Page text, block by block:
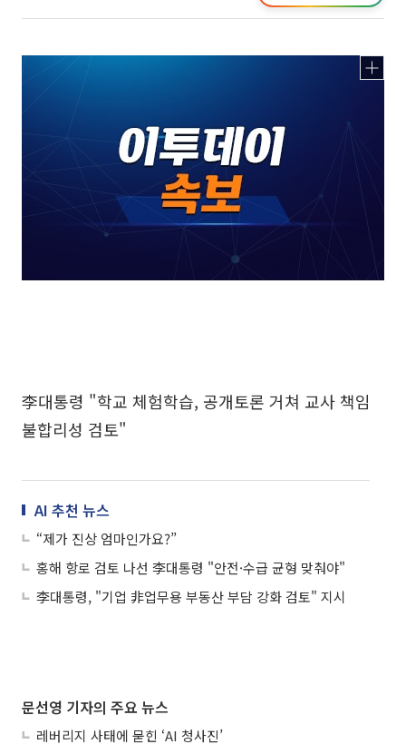
李대통령 "학교 체험학습, 공개토론 거쳐 교사 책임
불합리성 검토"
AI 추천 뉴스
“제가 진상 엄마인가요?”
홍해 항로 검토 나선 李대통령 "안전·수급 균형 맞춰야"
李대통령, "기업 非업무용 부동산 부담 강화 검토" 지시
문선영 기자의 주요 뉴스
레버리지 사태에 묻힌 ‘AI 청사진’